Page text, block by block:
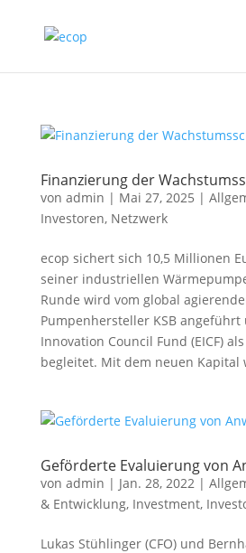
Finanzierung der
von admin | Mai 27, 2025 |
Investoren, Netzwerk
ecop sichert sich 10,5 Millionen
seiner industriellen
Runde wird vom global
Pumpenhersteller KSB angeführt
Innovation Council Fund (EICF)
begleitet. Mit dem neuen Kapital
Geförderte Evaluierung von
von admin | Jan. 28, 2022|
& Entwicklung, Investment,
Lukas Stühlinger (CFO) und